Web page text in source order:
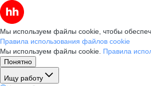
Мы используем файлы cookie, чтобы
Правила использования файлов cookie
Мы используем файлы cookie. Правила
Понятно
Ищу работу